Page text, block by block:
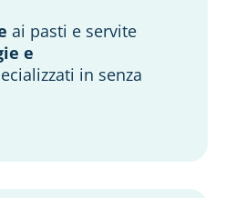
ai pasti e servite
e
in senza